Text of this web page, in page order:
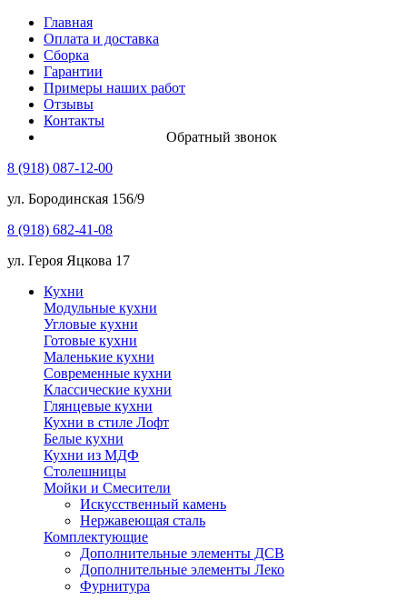
Главная
Оплата и доставка
Сборка
Гарантии
Примеры наших работ
Отзывы
Контакты
Обратный звонок
8 (918) 087-12-00
ул. Бородинская 156/9
8 (918) 682-41-08
ул. Героя Яцкова 17
Кухни
Модульные кухни
Угловые кухни
Готовые кухни
Маленькие кухни
Современные кухни
Классические кухни
Глянцевые кухни
Кухни в стиле Лофт
Белые кухни
Кухни из МДФ
Столешницы
Мойки и Смесители
Искусственный камень
Нержавеющая сталь
Комплектующие
Дополнительные элементы ДСВ
Дополнительные элементы Леко
Фурнитура